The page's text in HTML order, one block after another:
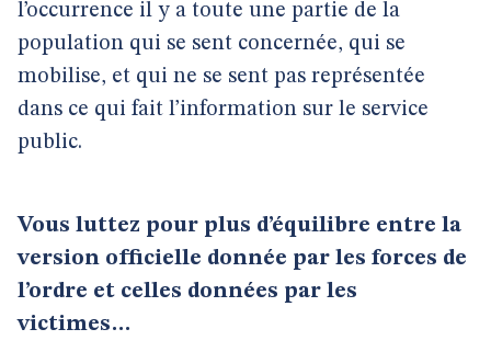
l’occurrence il y a toute une partie de la
population qui se sent concernée, qui se
mobilise, et qui ne se sent pas représentée
dans ce qui fait l’information sur le service
public.
Vous luttez pour plus d’équilibre entre la
version officielle donnée par les forces de
l’ordre et celles données par les
victimes…